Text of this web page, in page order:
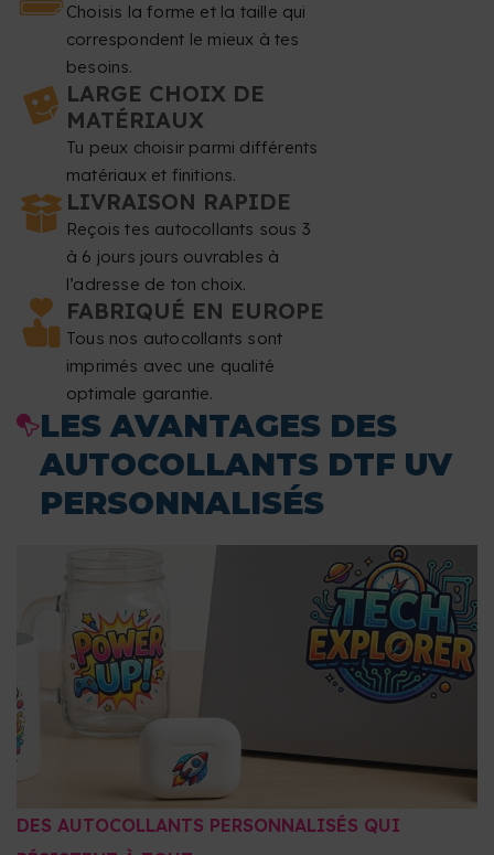
Choisis la forme et la taille qui
correspondent le mieux à tes
besoins.
LARGE CHOIX DE
MATÉRIAUX
Tu peux choisir parmi différents
matériaux et finitions.
LIVRAISON RAPIDE
Reçois tes autocollants sous 3
à 6 jours jours ouvrables à
l’adresse de ton choix.
FABRIQUÉ EN EUROPE
Tous nos autocollants sont
imprimés avec une qualité
optimale garantie.
LES AVANTAGES DES
AUTOCOLLANTS DTF UV
PERSONNALISÉS
DES AUTOCOLLANTS PERSONNALISÉS QUI